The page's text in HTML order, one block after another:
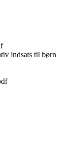
indsats til børn